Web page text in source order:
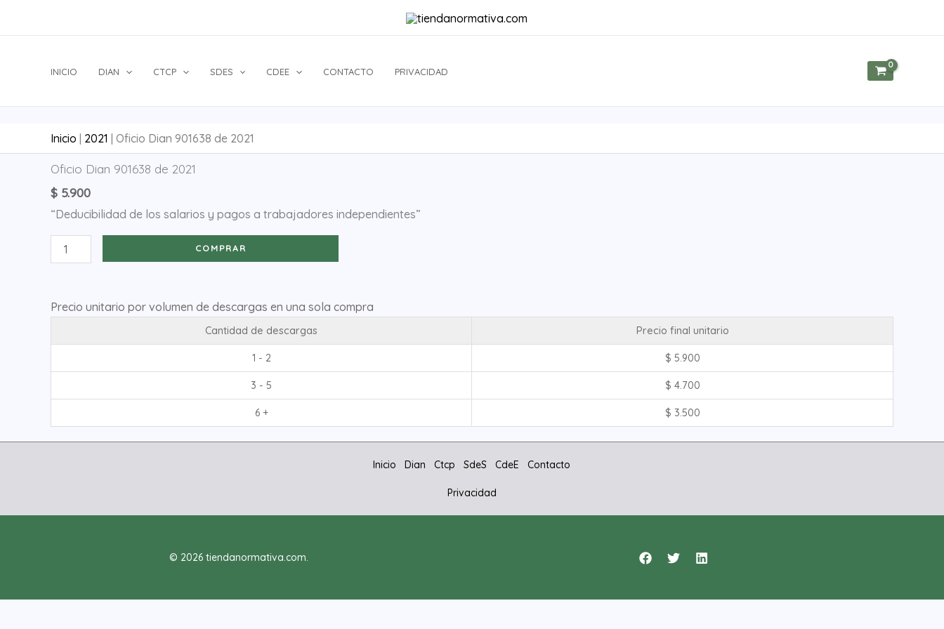
INICIO DIAN CTCP SDES CDEE CONTACTO PRIVACIDAD
Inicio 2021 Oficio Dian 901638 de 2021
Oficio Dian 901638 de 2021
$ 5.900
“Deducibilidad de los salarios y pagos a trabajadores independientes”
Oficio
901638
de
2021
cantidad
COMPRAR
Precio unitario por volumen de descargas en una sola compra
Cantidad de descargas Precio final unitario
1 - 2 $ 5.900
3 - 5 $ 4.700
6 + $ 3.500
Inicio Dian Ctcp SdeS CdeE Contacto
Privacidad
© 2026 tiendanormativa.com.